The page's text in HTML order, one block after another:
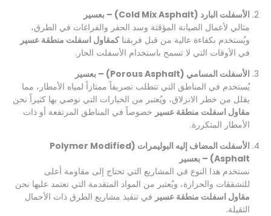
الأسفلت البارد (Cold Mix Asphalt) – بعسير
مثالي لأعمال الصيانة المؤقتة وسد الحفر والفراغات في الطرق،
ويُستخدم بكفاءة عالية من قبل فريقناكمقاول اسفلت منطقة عسير
في الأوقات التي لا تسمح باستخدام الأسفلت الحار.
الأسفلت المسامي (Porous Asphalt) – بعسير
يُستخدم في المناطق التي تتطلب تصريفاً ممتازاً لمياه الأمطار، مما
يقلل من خطر الانزلاق، ويُعتبر من الخيارات التي نوصي بها كثيراً نحن
مقاول اسفلت منطقة عسير خصوصاً في المناطق المرتفعة أو ذات
الأمطار المتكررة.
الأسفلت المضاف إليه البوليمرات (Polymer Modified
Asphalt) – بعسير
نستخدم هذا النوع في المشاريع التي تحتاج إلى مقاومة أعلى
للتشققات والحرارة، ويُعتبر من المواد المتقدمة التي نعتمد عليها نحن
مقاول اسفلت منطقة عسير في تنفيذ مشاريع الطرق ذات الأحمال
الثقيلة.